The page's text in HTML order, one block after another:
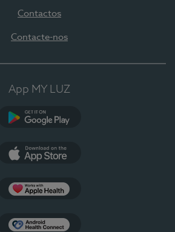
Contactos
Contacte-nos
App MY LUZ